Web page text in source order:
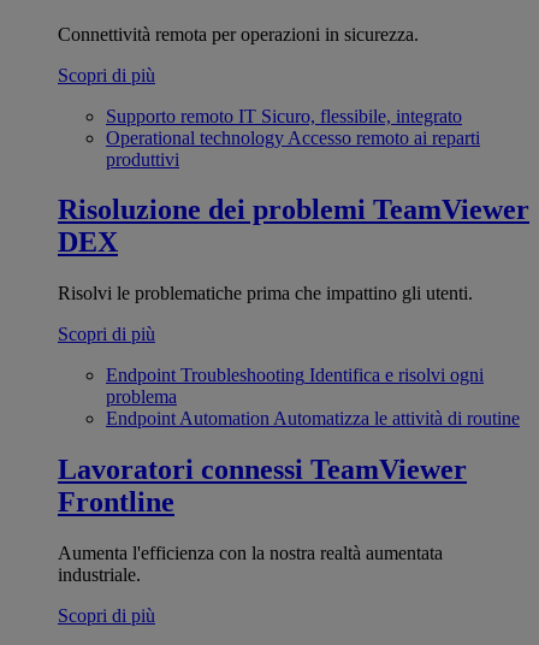
Connettività remota per operazioni in sicurezza.
Scopri di più
Supporto remoto IT Sicuro, flessibile, integrato
Operational technology Accesso remoto ai reparti
produttivi
Risoluzione dei problemi TeamViewer
DEX
Risolvi le problematiche prima che impattino gli utenti.
Scopri di più
Endpoint Troubleshooting Identifica e risolvi ogni
problema
Endpoint Automation Automatizza le attività di routine
Lavoratori connessi TeamViewer
Frontline
Aumenta l'efficienza con la nostra realtà aumentata
industriale.
Scopri di più